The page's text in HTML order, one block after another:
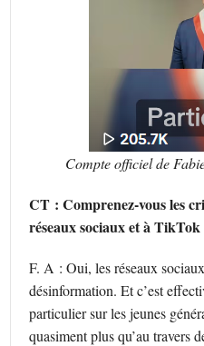
Compte officiel de
CT : Comprenez-vous les
réseaux sociaux et à
F. A : Oui, les réseaux
désinformation. Et c’est
particulier sur les jeunes
quasiment plus qu’au travers